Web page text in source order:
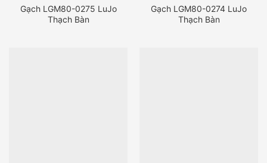
Gạch LGM80-0275 LuJo
Thạch Bàn
Gạch LGM80-0274 LuJo
Thạch Bàn